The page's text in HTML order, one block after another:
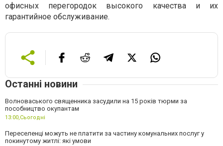
офисных перегородок высокого качества и их
гарантийное обслуживание.
Останні новини
Волноваського священника засудили на 15 років тюрми за
пособництво окупантам
13:00,Сьогодні
Переселенці можуть не платити за частину комунальних послуг у
покинутому житлі: які умови